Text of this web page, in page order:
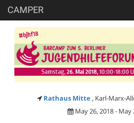
CAMPER
Rathaus Mitte , Karl-Marx-
May 26, 2018 - May